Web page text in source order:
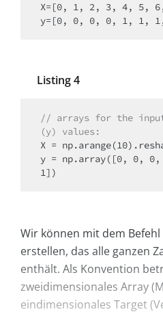
X=[0, 1, 2, 3, 4, 5,
y=[0, 0, 0, 0, 1, 1,
Listing 4
// arrays for the
(y) values:
X =
y = np.array([0, 0,
1])
Wir können mit dem Befehl
erstellen, das alle ganzen
enthält. Als Konvention
zweidimensionales Array
eindimensionales Target